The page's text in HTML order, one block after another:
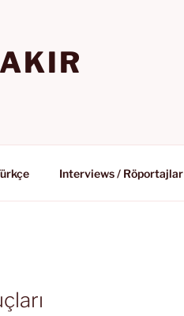
Interviews / Röportajlar